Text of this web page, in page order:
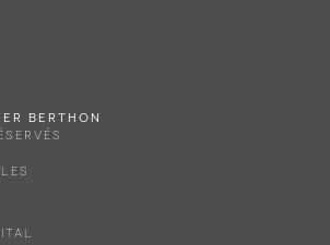
BERTHON